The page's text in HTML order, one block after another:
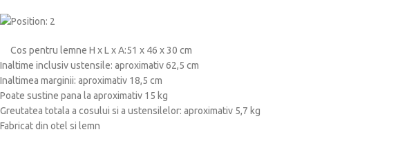
Cos pentru lemne H x L x A:51 x 46 x 30 cm
Inaltime inclusiv ustensile: aproximativ 62,5 cm
Inaltimea marginii: aproximativ 18,5 cm
Poate sustine pana la aproximativ 15 kg
Greutatea totala a cosului si a ustensilelor: aproximativ 5,7 kg
Fabricat din otel si lemn